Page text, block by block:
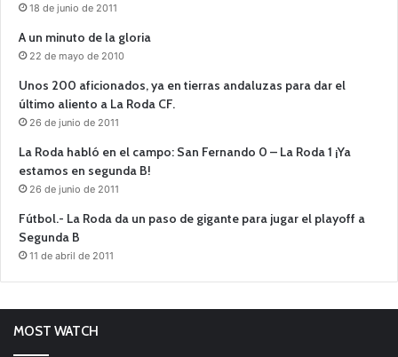
18 de junio de 2011
A un minuto de la gloria
22 de mayo de 2010
Unos 200 aficionados, ya en tierras andaluzas para dar el
último aliento a La Roda CF.
26 de junio de 2011
La Roda habló en el campo: San Fernando 0 – La Roda 1 ¡Ya
estamos en segunda B!
26 de junio de 2011
Fútbol.- La Roda da un paso de gigante para jugar el playoff a
Segunda B
11 de abril de 2011
MOST WATCH